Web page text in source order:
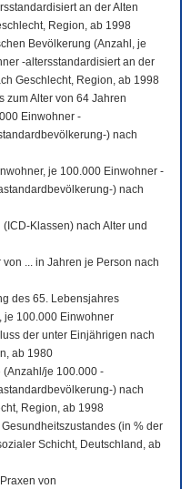
an der Alten
Region, ab 1998
Bevölkerung (Anzahl, je
-altersstandardisiert an der
Geschlecht, Region, ab 1998
zum Alter von 64 Jahren
Einwohner -
) nach
je 100.000 Einwohner -
) nach
Klassen) nach Alter und
... in Jahren je Person nach
des 65. Lebensjahres
je 100.000 Einwohner
der unter Einjährigen nach
ab 1980
(Anzahl/je 100.000 -
) nach
Region, ab 1998
(in % der
Schicht, Deutschland, ab
von